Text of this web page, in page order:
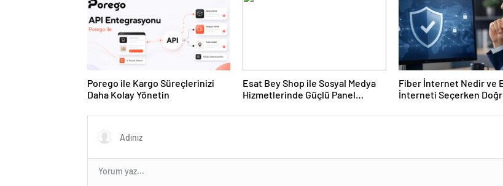
Porego ile Kargo Süreçlerinizi
Daha Kolay Yönetin
Esat Bey Shop ile Sosyal Medya
Hizmetlerinde Güçlü Panel
Fiber İnternet Nedir ve
İnterneti Seçerken